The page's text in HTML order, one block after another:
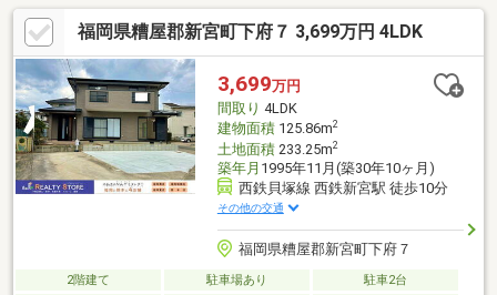
ール電化仕様で、光熱費を抑えつつ快適に暮らせます！・高気
密、高断熱で快適な暮らし・築浅ならではの美しい状態♪■平和地
建について東区・糟屋郡を中心にワンストップで物件購入をサポ
ートします♪特に、皆様のご期待にお答えするためのスピード、賃
金計画提案、地域最大級の物件情報量、仕入れや売却活動に絶対
の自信を持っております。
福岡県糟屋郡新宮町下府７ 3,699万円 4LDK
3,699万円
間取り 4LDK
建物面積125.86m2
土地面積233.25m2
築年月 1995年11月(築30年10ヶ月)
西鉄貝塚線 西鉄新宮駅 徒歩10分
その他の交通
福岡県糟屋郡新宮町下府７
2階建て 駐車場あり
駐車2台